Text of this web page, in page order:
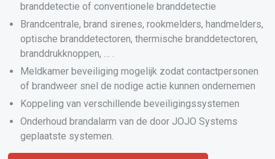
branddetectie of conventionele branddetectie
Brandcentrale, brand sirenes, rookmelders, handmelders,
optische branddetectoren, thermische branddetectoren,
branddrukknoppen, … .
Meldkamer beveiliging mogelijk zodat contactpersonen
of brandweer snel de nodige actie kunnen ondernemen
Koppeling van verschillende beveiligingssystemen
Onderhoud brandalarm van de door JOJO Systems
geplaatste systemen.